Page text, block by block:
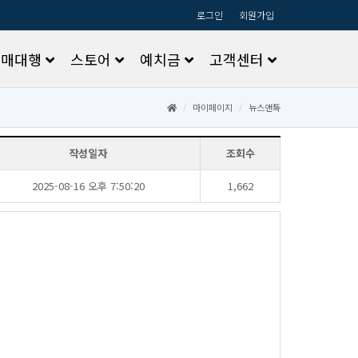
로그인 회원가입
대행 스토어 예치금 고객센터
마이페이지 뉴스앤톡
작성일자 조회수
2025-08-16오후7:50:20 1,662